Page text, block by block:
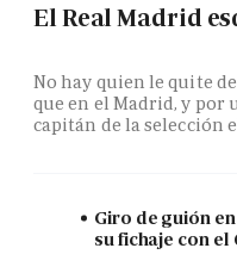
El Real Madrid
No hay quien le quite
que en el Madrid, y por
capitán de la selección
Giro de guión
su fichaje con el